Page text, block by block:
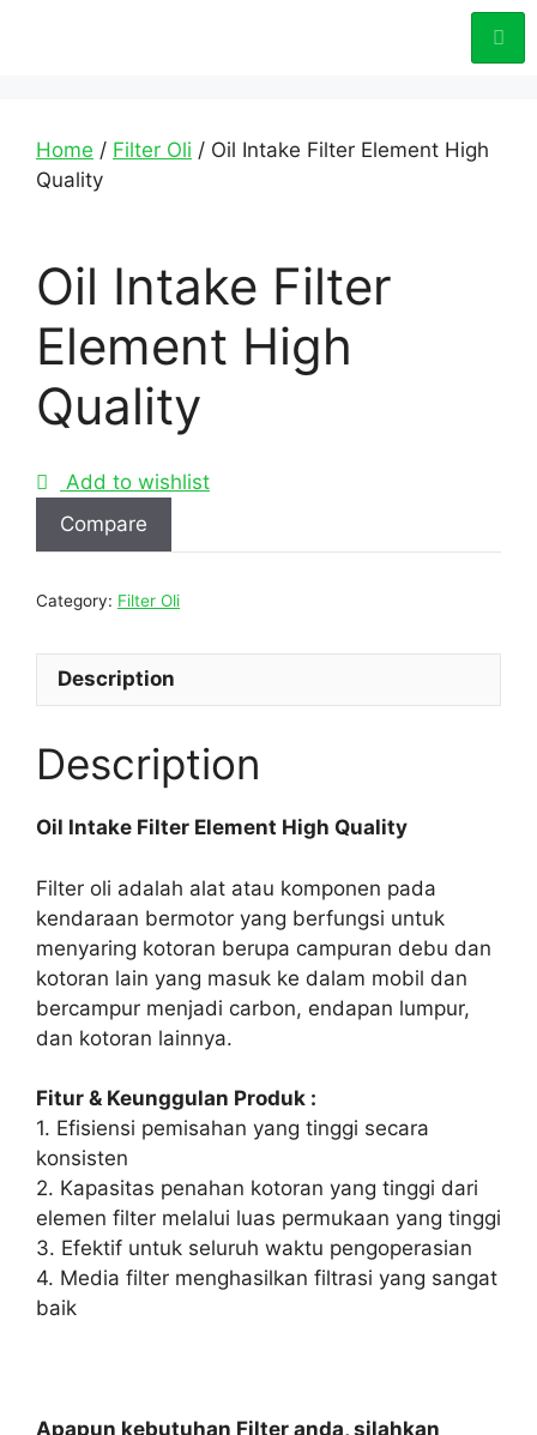
Home / Filter Oli / Oil Intake Filter Element High
Quality
Oil Intake Filter
Element High
Quality
Add to wishlist
Compare
Category: Filter Oli
Description
Description
Oil Intake Filter Element High Quality
Filter oli adalah alat atau komponen pada
kendaraan bermotor yang berfungsi untuk
menyaring kotoran berupa campuran debu dan
kotoran lain yang masuk ke dalam mobil dan
bercampur menjadi carbon, endapan lumpur,
dan kotoran lainnya.
Fitur & Keunggulan Produk :
1. Efisiensi pemisahan yang tinggi secara
konsisten
2. Kapasitas penahan kotoran yang tinggi dari
elemen filter melalui luas permukaan yang tinggi
3. Efektif untuk seluruh waktu pengoperasian
4. Media filter menghasilkan filtrasi yang sangat
baik
Apapun kebutuhan Filter anda, silahkan